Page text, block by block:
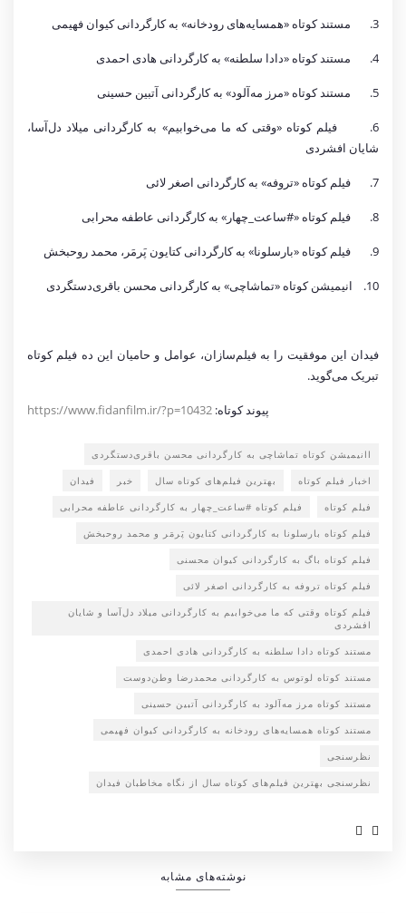
3. مستند کوتاه «همسایه‌های رودخانه» به کارگردانی کیوان فهیمی
4. مستند کوتاه «دادا سلطنه» به کارگردانی هادی احمدی
5. مستند کوتاه «مرز مه‌آلود» به کارگردانی آتبین حسینی
6.
فیلم کوتاه «وقتی که ما می‌خوابیم» به کارگردانی میلاد دل‌آسا،
شایان افشردی
7. فیلم کوتاه «تروفه» به کارگردانی اصغر لائی
8. فیلم کوتاه «#ساعت_چهار» به کارگردانی عاطفه محرابی
9. فیلم کوتاه «بارسلونا» به کارگردانی کتایون پَرمَر، محمد روحبخش
10. انیمیشن کوتاه «تماشاچی» به کارگردانی محسن باقری‌دستگردی
فیدان این موفقیت را به فیلم‌سازان، عوامل و حامیان این ده فیلم کوتاه
تبریک می‌گوید.
پیوند کوتاه: https://www.fidanfilm.ir/?p=10432
اانیمیشن کوتاه تماشاچی به کارگردانی محسن باقری‌دستگردی
اخبار فیلم کوتاه بهترین فیلم‌های کوتاه سال خبر فیدان
فیلم کوتاه فیلم کوتاه #ساعت_چهار به کارگردانی عاطفه محرابی
فیلم کوتاه بارسلونا به کارگردانی کتایون پَرمَر و محمد روحبخش
فیلم کوتاه باگ به کارگردانی کیوان محسنی
فیلم کوتاه تروفه به کارگردانی اصغر لائی
فیلم کوتاه وقتی که ما می‌خوابیم به کارگردانی میلاد دل‌آسا و شایان
افشردی
مستند کوتاه دادا سلطنه به کارگردانی هادی احمدی
مستند کوتاه لوتوس به کارگردانی محمدرضا وطن‌دوست
مستند کوتاه مرز مه‌آلود به کارگردانی آتبین حسینی
مستند کوتاه همسایه‌های رودخانه به کارگردانی کیوان فهیمی
نظرسنجی
نظرسنجی بهترین فیلم‌های کوتاه سال از نگاه مخاطبان فیدان
نوشته‌های مشابه